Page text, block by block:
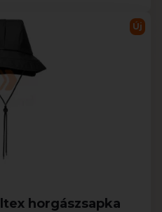
Új
horgászsapka